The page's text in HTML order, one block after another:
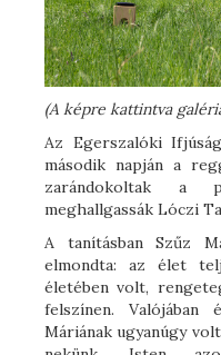
(A képre kattintva
Az Egerszalóki
második napján a
zarándokoltak a
meghallgassák Lóczi
A tanításban Szűz
elmondta: az élet
életében volt,
felszínen.
Máriának ugyanúgy